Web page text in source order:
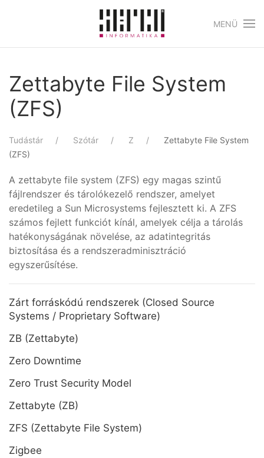
Skip to main content
MENÜ
Zettabyte File System
(ZFS)
Tudástár Szótár Z
Zettabyte File System
(ZFS)
A zettabyte file system (ZFS) egy magas szintű
fájlrendszer és tárolókezelő rendszer, amelyet
eredetileg a Sun Microsystems fejlesztett ki. A ZFS
számos fejlett funkciót kínál, amelyek célja a tárolás
hatékonyságának növelése, az adatintegritás
biztosítása és a rendszeradminisztráció
egyszerűsítése.
Zárt forráskódú rendszerek (Closed Source
Systems / Proprietary Software)
ZB (Zettabyte)
Zero Downtime
Zero Trust Security Model
Zettabyte (ZB)
ZFS (Zettabyte File System)
Zigbee